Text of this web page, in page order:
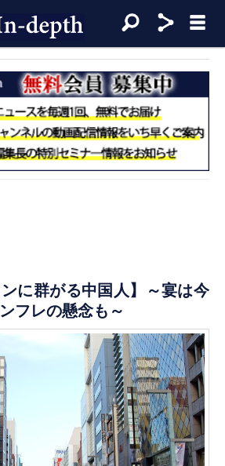
ンに群がる中国人】～宴は今
フレの懸念も～